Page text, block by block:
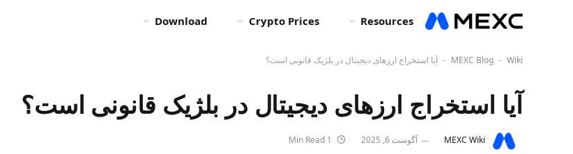
Resources
Crypto Prices
Download
MEXC Blog - Wiki
- آیا استخراج ارزهای دیجیتال در بلژیک قانونی است؟
آیا استخراج ارزهای دیجیتال در بلژیک قانونی است؟
MEXC Wiki آگوست 6, 2025